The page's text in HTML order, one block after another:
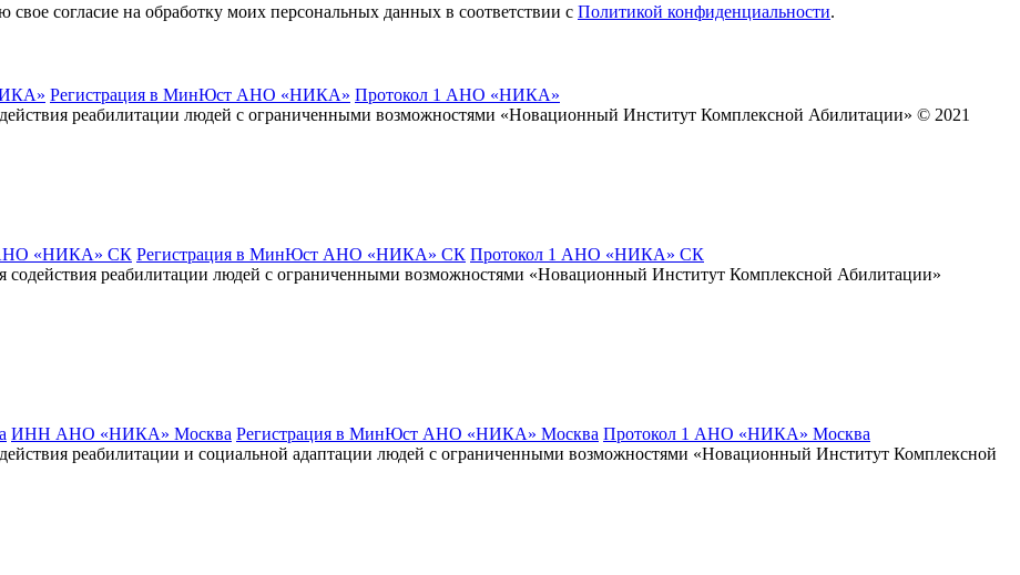
согласие на обработку моих персональных данных в соответствии с Политикой конфиденциальности.
Регистрация в МинЮст АНО «НИКА» Протокол 1 АНО «НИКА»
реабилитации людей с ограниченными возможностями «Новационный Институт Комплексной Абилитации» © 2021
«НИКА» СК Регистрация в МинЮст АНО «НИКА» СК Протокол 1 АНО «НИКА» СК
реабилитации людей с ограниченными возможностями «Новационный Институт Комплексной Абилитации»
ИНН АНО «НИКА» Москва Регистрация в МинЮст АНО «НИКА» Москва Протокол 1 АНО «НИКА» Москва
реабилитации и социальной адаптации людей с ограниченными возможностями «Новационный Институт Комплексной